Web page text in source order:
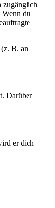
zugänglich
Wenn du
B. an
Darüber
er dich